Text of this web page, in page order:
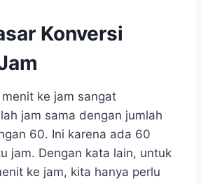
Konversi
ke jam sangat
jam sama dengan jumlah
60. Ini karena ada 60
jam. Dengan kata lain, untuk
ke jam, kita hanya perlu